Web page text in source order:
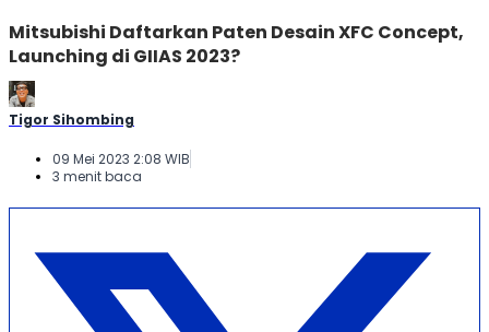
Mitsubishi Daftarkan Paten Desain XFC Concept,
Launching di GIIAS 2023?
Tigor Sihombing
09 Mei 2023 2:08 WIB
3 menit baca